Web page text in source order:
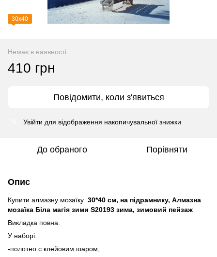
30х40
Немає в наявності
410 грн
Повідомити, коли з'явиться
Увійти для відображення накопичувальної знижки
До обраного Порівняти
Опис
Купити алмазну мозаїку 30*40 см, на підрамнику, Алмазна
мозаїка Біла магія зими S20193 зима, зимовий пейзаж
Викладка повна.
У наборі:
-полотно с клейовим шаром,